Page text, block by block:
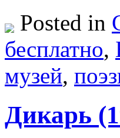
Posted in
бесплатно,
музей,
Дикарь